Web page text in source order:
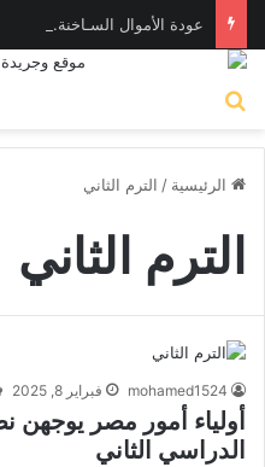
الرئيسية / الترم الثاني
الترم الثاني
mohamed1524 فبراير 8, 2025
أولياء أمور مصر يوجهن
الدراسي الثاني